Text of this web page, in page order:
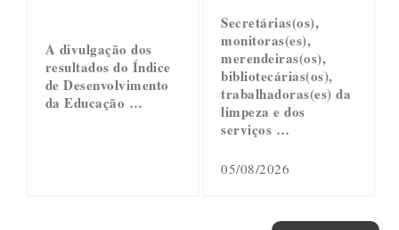
A divulgação dos
resultados do Índice
de Desenvolvimento
da Educação …
Secretárias(os),
monitoras(es),
merendeiras(os),
bibliotecárias(os),
trabalhadoras(es) da
limpeza e dos
serviços …
05/08/2026